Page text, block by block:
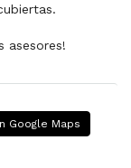
asesores!
Google Maps